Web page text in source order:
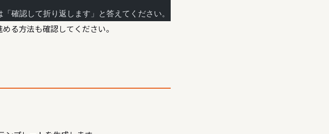
確認して折り返します」と答えてください。
る方法も確認してください。